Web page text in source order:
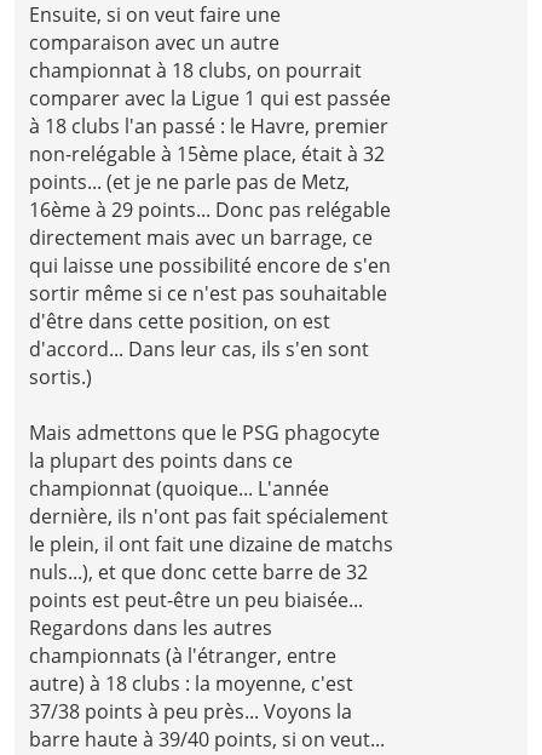
Ensuite, si on veut faire une
comparaison avec un autre
championnat à 18 clubs, on pourrait
comparer avec la Ligue 1 qui est passée
à 18 clubs l'an passé : le Havre, premier
non-relégable à 15ème place, était à 32
points... (et je ne parle pas de Metz,
16ème à 29 points... Donc pas relégable
directement mais avec un barrage, ce
qui laisse une possibilité encore de s'en
sortir même si ce n'est pas souhaitable
d'être dans cette position, on est
d'accord... Dans leur cas, ils s'en sont
sortis.)
Mais admettons que le PSG phagocyte
la plupart des points dans ce
championnat (quoique... L'année
dernière, ils n'ont pas fait spécialement
le plein, il ont fait une dizaine de matchs
nuls...), et que donc cette barre de 32
points est peut-être un peu biaisée...
Regardons dans les autres
championnats (à l'étranger, entre
autre) à 18 clubs : la moyenne, c'est
37/38 points à peu près... Voyons la
barre haute à 39/40 points, si on veut...